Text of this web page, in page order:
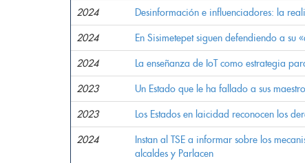
2024 Desinformación e influenciadores: la
2024 En Sisimetepet siguen defendiendo a su
2024 La enseñanza de IoT como estrategia
2023 Un Estado que le ha fallado a sus
2023 Los Estados en laicidad reconocen los
2024
Instan al TSE a informar sobre los
alcaldes y Parlacen